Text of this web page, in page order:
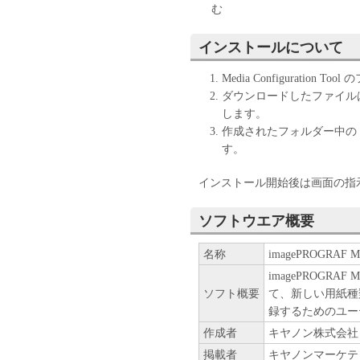
(4) 本契約に明示的に定める
る知的財産権のいかなる権
２．所有権
「本ソフトウエア」及びそ
ヤノンまたはキヤノンのラ
３．保証
「許諾ソフトウエア」が、
合、キヤノンは、お客様が「
「許諾ソフトウエア」が格納
す）に物理的な欠陥がない
物理的な欠陥が発見された場
４．保証の否認・免責
む
インストールについて
Media Configuration Tool
ダウンロードしたファイ
します。
作成されたフォルダー中の
す。
インストール開始後は画面の
ソフトウエア概要
名称 imagePROGRAF
ソフト概要
imagePROGRAF
て、新しい用紙
録するためのユ
作成者
キヤノン株式会社
掲載者
キヤノンマーケ